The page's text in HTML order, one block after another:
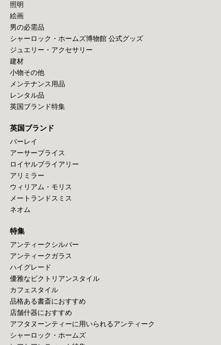
照明
絵画
男の必需品
シャーロック・ホームズ博物館 公式グッズ
ジュエリー・アクセサリー
建材
小物その他
メンテナンス用品
レンタル品
英国ブランド特集
英国ブランド
バーレイ
アーサープライス
ロイヤルブライアリー
アリミラー
ウィリアム・モリス
メートランドスミス
ネオム
特集
アンティークシルバー
アンティークガラス
ハイグレード
優雅なビクトリアンスタイル
カフェスタイル
品格ある書斎におすすめ
店舗什器におすすめ
アフタヌーンティーに用いられるアンティーク
シャーロック・ホームズ